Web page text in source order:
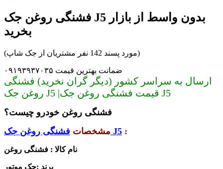
فشنگی روغن جک J5 بدون واسط از بازار
بخرید
(مورد پسند 142 نفر مشتریان از جک شاپ)
ضمانت بهترین قیمت ۰۹۱۹۳۹۳۷۰۳۵
ارسال به سراسر کشور (دیگر گران نخرید) فشنگی
روغن جک J5 |قیمت فشنگی روغن جک J5
فشنگی روغن خودرو چیست؟
مشخصات فشنگی روغن جک J5 :
نام کالا : فشنگی روغن
برند :جک موتور